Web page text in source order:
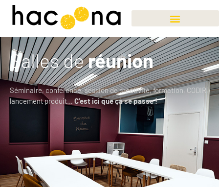
Salles deréunion
Séminaire, conférence, session de créativité, formation, CODIR,
lancement produit…C’est ici que ça se passe !